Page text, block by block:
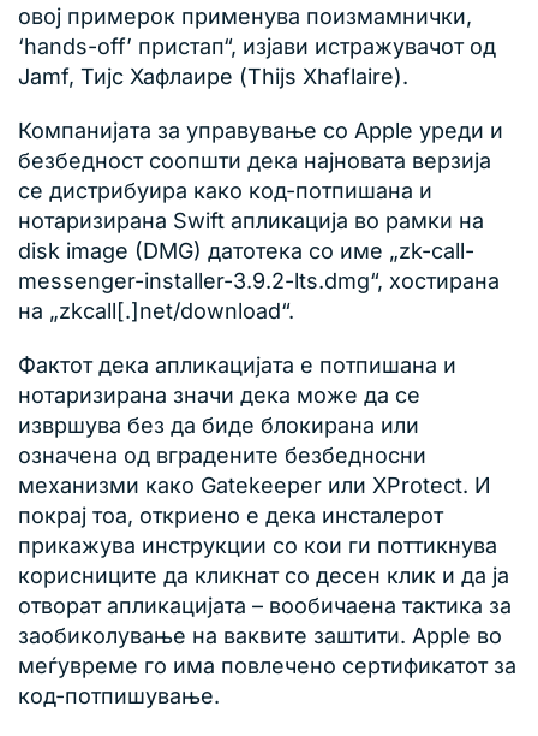
овој примерок применува поизмамнички,
‘hands-off’ пристап“, изјави истражувачот од
Jamf, Тијс Хафлаире (Thijs Xhaflaire).
Компанијата за управување со Apple уреди и
безбедност соопшти дека најновата верзија
се дистрибуира како код-потпишана и
нотаризирана Swift апликација во рамки на
disk image (DMG) датотека со име „zk-call-
messenger-installer-3.9.2-lts.dmg“, хостирана
на „zkcall[.]net/download“.
Фактот дека апликацијата е потпишана и
нотаризирана значи дека може да се
извршува без да биде блокирана или
означена од вградените безбедносни
механизми како Gatekeeper или XProtect. И
покрај тоа, откриено е дека инсталерот
прикажува инструкции со кои ги поттикнува
корисниците да кликнат со десен клик и да ја
отворат апликацијата – вообичаена тактика за
заобиколување на ваквите заштити. Apple во
меѓувреме го има повлечено сертификатот за
код-потпишување.